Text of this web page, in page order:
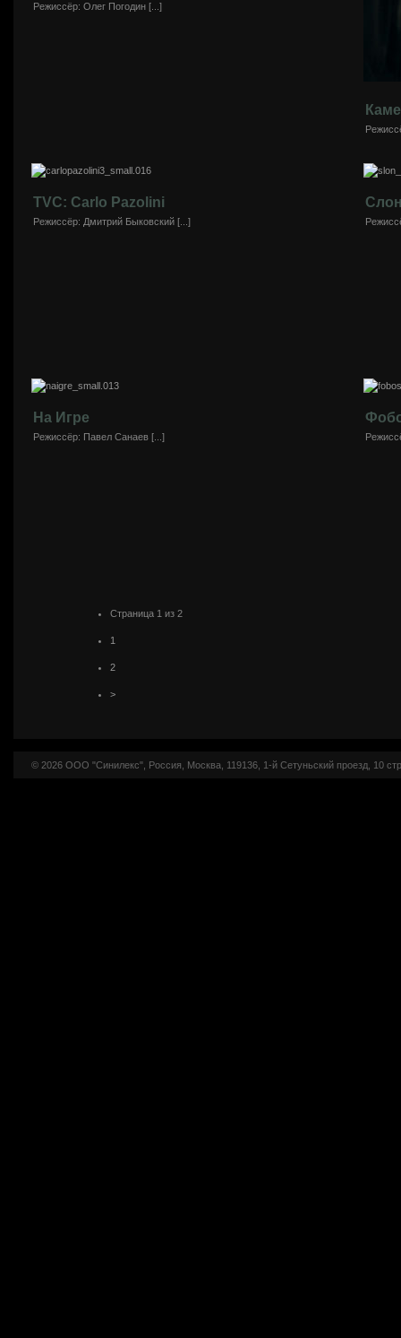
Режиссёр: Олег Погодин [...]
TVC: Carlo Pazolini
Режиссёр: Дмитрий Быковский [...]
На Игре
Режиссёр: Павел Санаев [...]
Страница 1 из 2
1
2
>
© 2026 ООО "Синилекс", Россия, Москва, 119136, 1-й Сетуньский проезд, 10